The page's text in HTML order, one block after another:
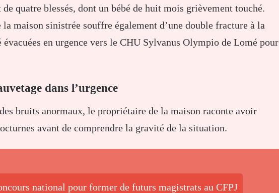
quatre blessés, dont un bébé de huit mois grièvement touché.
la maison sinistrée souffre également d’une double fracture à la
en urgence vers le CHU Sylvanus Olympio de Lomé pour
dans l’urgence
bruits anormaux, le propriétaire de la maison raconte avoir
avant de comprendre la gravité de la situation.
national pour former de futurs magistrats au CFPJ